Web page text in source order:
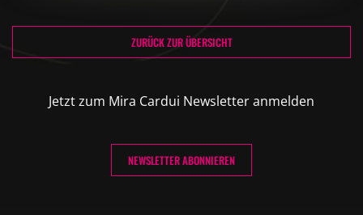
ZURÜCK ZUR ÜBERSICHT
Jetzt zum Mira Cardui Newsletter anmelden
NEWSLETTER ABONNIEREN